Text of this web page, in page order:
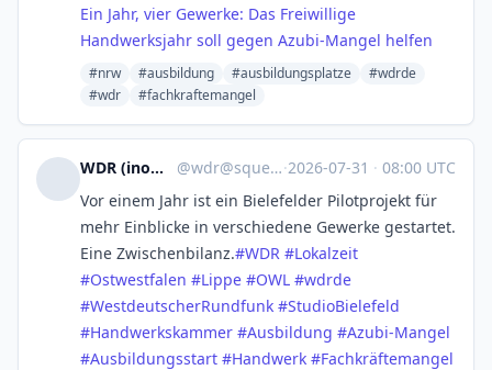
Ein Jahr, vier Gewerke: Das Freiwillige
Handwerksjahr soll gegen Azubi-Mangel helfen
#nrw #ausbildung #ausbildungsplatze
#wdrde
#wdr
#fachkraftemangel
WDR (inoffiziell) @wdr@squeet.me ·2026-07-31 · 08:00 UTC
Vor einem Jahr ist ein Bielefelder Pilotprojekt für
mehr Einblicke in verschiedene Gewerke gestartet.
Eine Zwischenbilanz.#WDR #Lokalzeit
#Ostwestfalen #Lippe #OWL #wdrde
#WestdeutscherRundfunk #StudioBielefeld
#Handwerkskammer #Ausbildung #Azubi-Mangel
#Ausbildungsstart #Handwerk #Fachkräftemangel